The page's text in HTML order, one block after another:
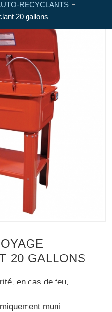
RECYCLANTS
20 gallons
20 GALLONS
en cas de feu,
muni